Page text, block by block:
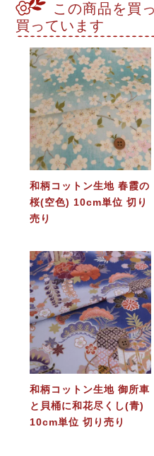
この商品を買
買っています
和柄コットン生地 春霞の
桜(空色) 10cm単位 切り
売り
和柄コットン生地 御所車
と貝桶に和花尽くし(青)
10cm単位 切り売り